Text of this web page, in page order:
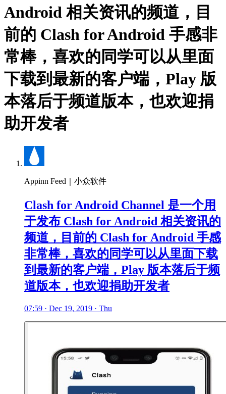
Android 相关资讯的频道，目
前的 Clash for Android 手感非
常棒，喜欢的同学可以从里面
下载到最新的客户端，Play 版
本落后于频道版本，也欢迎捐
助开发者
Appinn Feed｜小众软件
Clash for Android Channel 是一个用
于发布 Clash for Android 相关资讯的
频道，目前的 Clash for Android 手感
非常棒，喜欢的同学可以从里面下载
到最新的客户端，Play 版本落后于频
道版本，也欢迎捐助开发者
07:59 · Dec 19, 2019 · Thu